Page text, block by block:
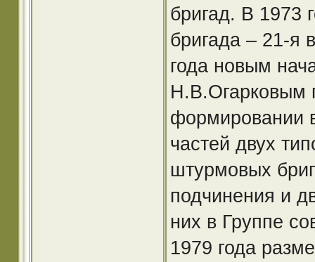
бригад. В 1973
бригада – 21-я
года новым
Н.В.Огарковым
формировании
частей двух
штурмовых
подчинения и
них в Группе
1979 года